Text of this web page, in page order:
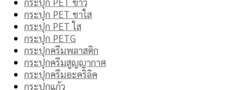
กระปุก PET ชาใส
กระปุก PET ใส
กระปุก PETG
กระปุกครีมพลาสติก
กระปุกครีมสูญญากาศ
กระปุกครีมอะคริลิค
กระปุกแก้ว